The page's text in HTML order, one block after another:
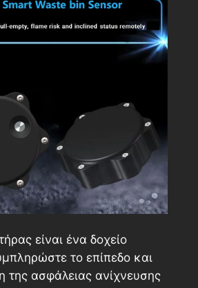
είναι ένα δοχείο
το επίπεδο και
της ασφάλειας ανίχνευσης